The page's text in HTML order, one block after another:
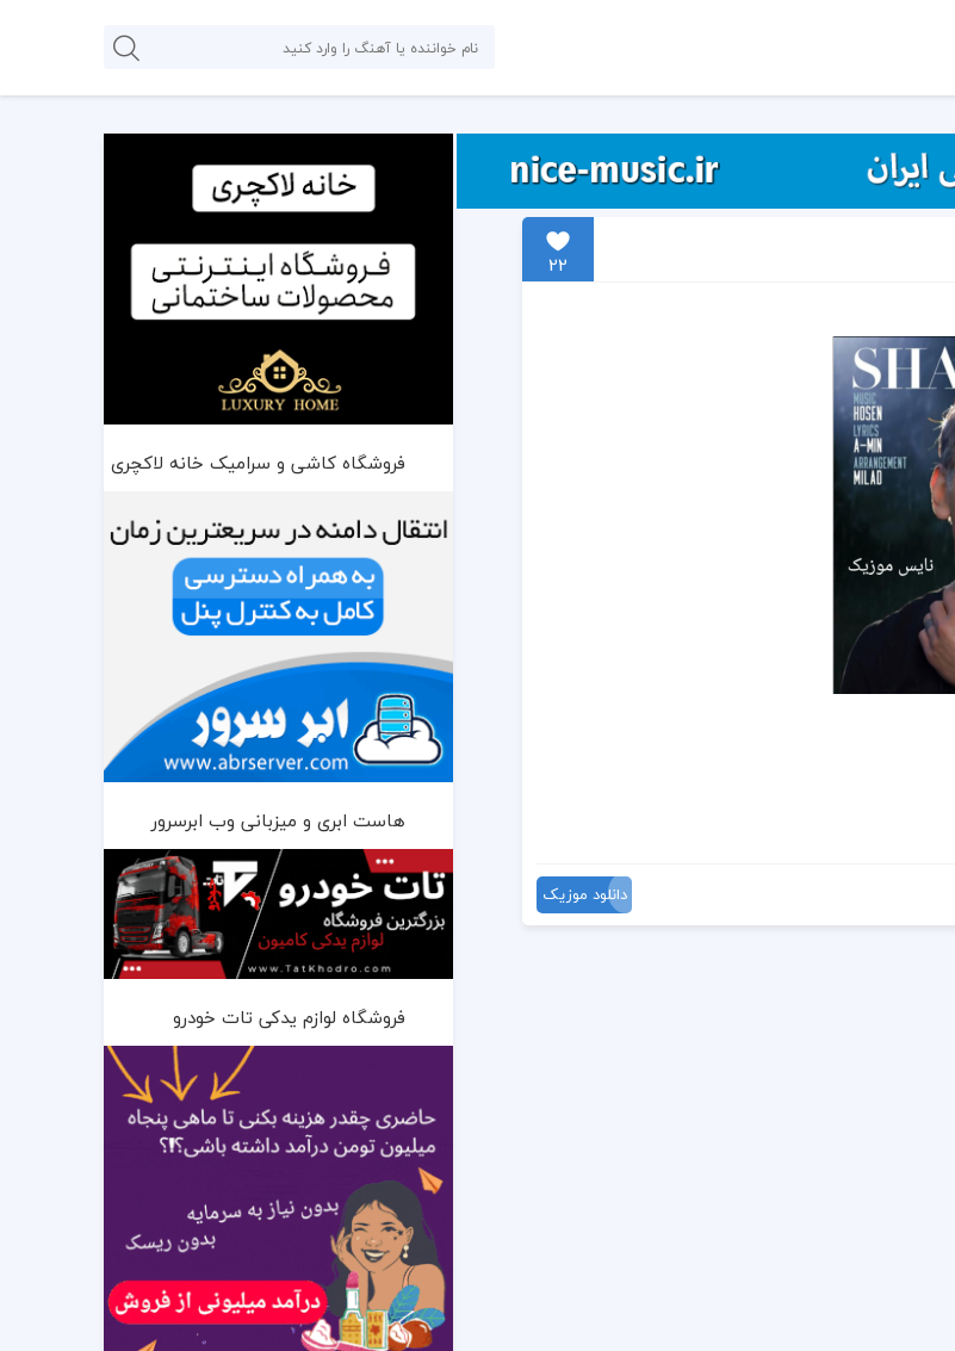
22
دانلود موزیک
فروشگاه کاشی و سرامیک خانه لاکچری
هاست ابری و میزبانی وب ابرسرور
فروشگاه لوازم یدکی تات خودرو